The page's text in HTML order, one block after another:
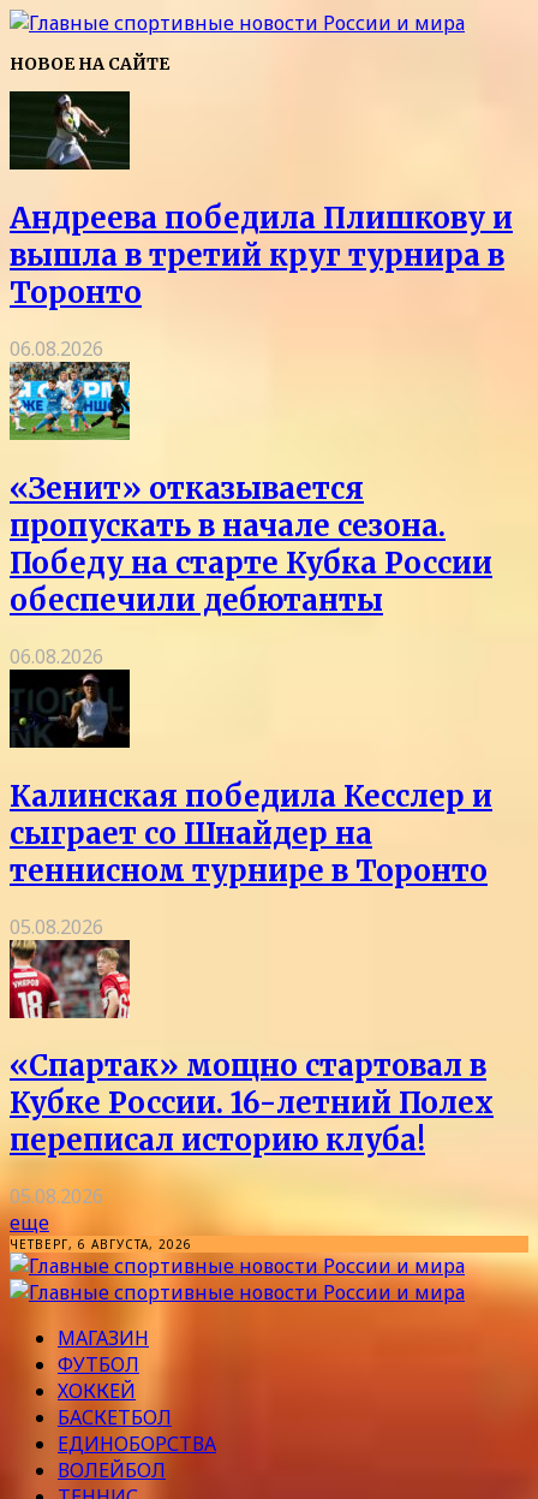
НОВОЕ НА САЙТЕ
Андреева победила Плишкову и
вышла в третий круг турнира в
Торонто
06.08.2026
«Зенит» отказывается
пропускать в начале сезона.
Победу на старте Кубка России
обеспечили дебютанты
06.08.2026
Калинская победила Кесслер и
сыграет со Шнайдер на
теннисном турнире в Торонто
05.08.2026
«Спартак» мощно стартовал в
Кубке России. 16-летний Полех
переписал историю клуба!
05.08.2026
еще
ЧЕТВЕРГ, 6 АВГУСТА, 2026
МАГАЗИН
ФУТБОЛ
ХОККЕЙ
БАСКЕТБОЛ
ЕДИНОБОРСТВА
ВОЛЕЙБОЛ